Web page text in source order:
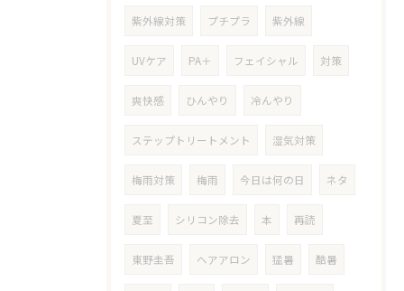
紫外線対策 プチプラ 紫外線
UVケア PA＋ フェイシャル 対策
爽快感 ひんやり 冷んやり
ステップトリートメント 湿気対策
梅雨対策 梅雨 今日は何の日 ネタ
夏至 シリコン除去 本 再読
東野圭吾 ヘアアロン 猛暑 酷暑